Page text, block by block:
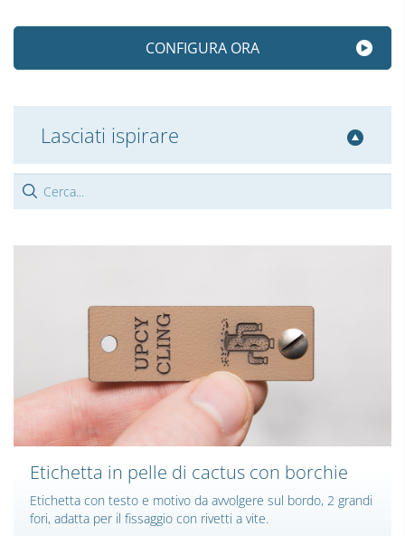
CONFIGURA ORA
Lasciati ispirare
Etichetta in pelle di cactus con borchie
Etichetta con testo e motivo da avvolgere sul bordo, 2 grandi
fori, adatta per il fissaggio con rivetti a vite.